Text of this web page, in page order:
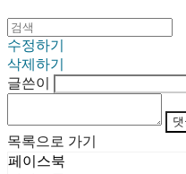
수정하기
삭제하기
글쓴이
목록으로 가기
페이스북